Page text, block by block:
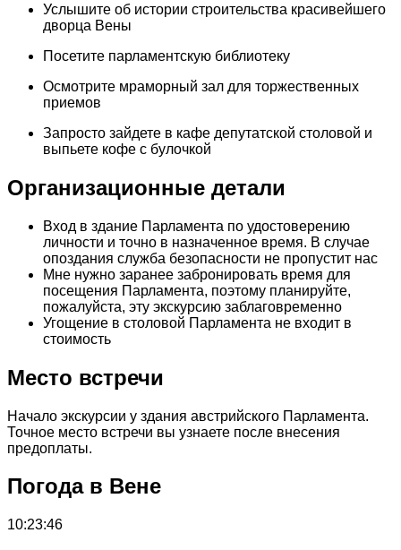
Услышите об истории строительства красивейшего
дворца Вены
Посетите парламентскую библиотеку
Осмотрите мраморный зал для торжественных
приемов
Запросто зайдете в кафе депутатской столовой и
выпьете кофе с булочкой
Организационные детали
Вход в здание Парламента по удостоверению
личности и точно в назначенное время. В случае
опоздания служба безопасности не пропустит нас
Мне нужно заранее забронировать время для
посещения Парламента, поэтому планируйте,
пожалуйста, эту экскурсию заблаговременно
Угощение в столовой Парламента не входит в
стоимость
Место встречи
Начало экскурсии у здания австрийского Парламента.
Точное место встречи вы узнаете после внесения
предоплаты.
Погода в Вене
10:23:46